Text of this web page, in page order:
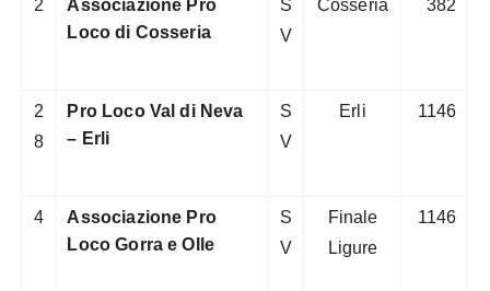
2
Associazione Pro
Loco di Cosseria
S
V
Cosseria 382
2
8
Pro Loco Val di Neva
– Erli
S
V
Erli 1146
4
Associazione Pro
Loco Gorra e Olle
S
V
Finale
Ligure
1146